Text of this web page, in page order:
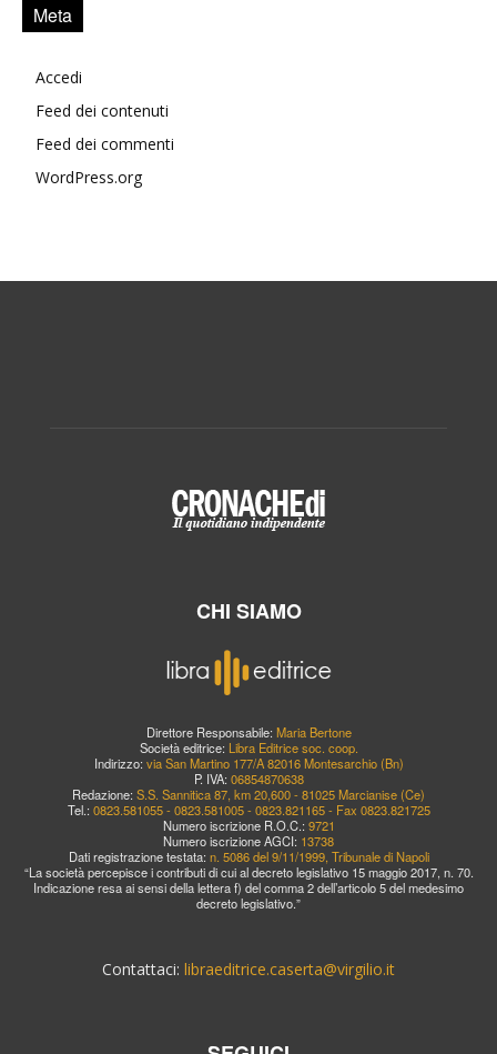
Meta
Accedi
Feed dei contenuti
Feed dei commenti
WordPress.org
CHI SIAMO
Direttore Responsabile: Maria Bertone
Società editrice: Libra Editrice soc. coop.
Indirizzo: via San Martino 177/A 82016 Montesarchio (Bn)
P. IVA: 06854870638
Redazione: S.S. Sannitica 87, km 20,600 - 81025 Marcianise (Ce)
Tel.: 0823.581055 - 0823.581005 - 0823.821165 - Fax 0823.821725
Numero iscrizione R.O.C.: 9721
Numero iscrizione AGCI: 13738
Dati registrazione testata: n. 5086 del 9/11/1999, Tribunale di Napoli
“La società percepisce i contributi di cui al decreto legislativo 15 maggio 2017, n. 70.
Indicazione resa ai sensi della lettera f) del comma 2 dell’articolo 5 del medesimo
decreto legislativo.”
Contattaci: libraeditrice.caserta@virgilio.it